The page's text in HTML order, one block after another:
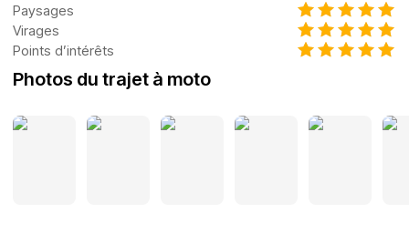
Paysages
Virages
Points d’intérêts
Photos du trajet à moto